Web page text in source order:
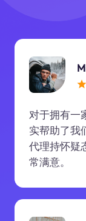
对于拥有一
实帮助了我
代理持怀疑
常满意。